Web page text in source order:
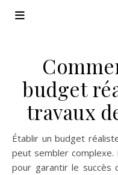
budget
travaux
Établir un budget réaliste pour des travaux de rénovation
peut sembler complexe.
pour garantir le succès